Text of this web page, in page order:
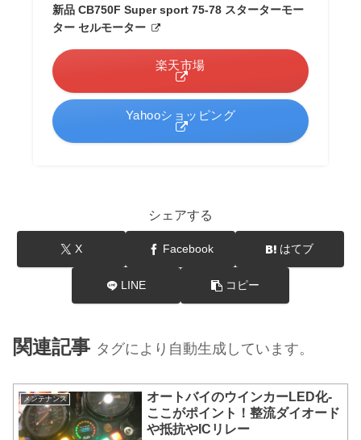
新品 CB750F Super sport 75-78 スターターモー
ター セルモーター
楽天市場
Yahooショッピング
シェアする
X Facebook はてブ
LINE コピー
関連記事 タグにより自動生成しています。
メンテナンス
オートバイのウインカーLED化-
ここがポイント！整流ダイオード
や抵抗やICリレー